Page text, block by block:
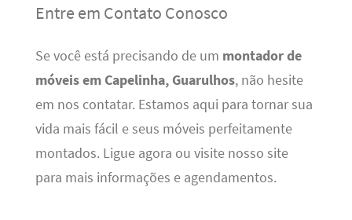
Entre em Contato Conosco
Se você está precisando de um montador de
móveis em Capelinha, Guarulhos, não hesite
em nos contatar. Estamos aqui para tornar sua
vida mais fácil e seus móveis perfeitamente
montados. Ligue agora ou visite nosso site
para mais informações e agendamentos.